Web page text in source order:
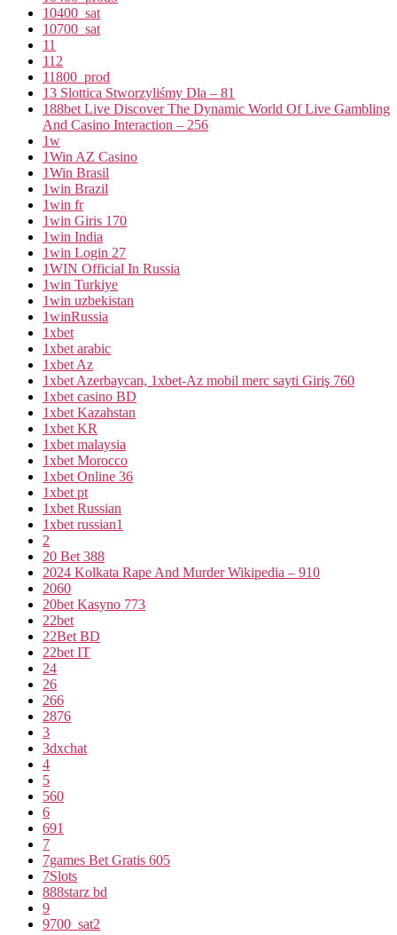
10400_sat
10700_sat
11
112
11800_prod
13 Slottica Stworzyliśmy Dla – 81
188bet Live Discover The Dynamic World Of Live Gambling
And Casino Interaction – 256
1w
1Win AZ Casino
1Win Brasil
1win Brazil
1win fr
1win Giris 170
1win India
1win Login 27
1WIN Official In Russia
1win Turkiye
1win uzbekistan
1winRussia
1xbet
1xbet arabic
1xbet Az
1xbet Azerbaycan, 1xbet-Az mobil merc sayti Giriş 760
1xbet casino BD
1xbet Kazahstan
1xbet KR
1xbet malaysia
1xbet Morocco
1xbet Online 36
1xbet pt
1xbet Russian
1xbet russian1
2
20 Bet 388
2024 Kolkata Rape And Murder Wikipedia – 910
2060
20bet Kasyno 773
22bet
22Bet BD
22bet IT
24
26
266
2876
3
3dxchat
4
5
560
6
691
7
7games Bet Gratis 605
7Slots
888starz bd
9
9700_sat2